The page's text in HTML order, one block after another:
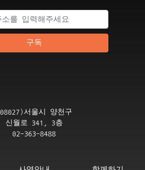
구독
서울시 양천구
신월로 341, 3층
02-363-8488